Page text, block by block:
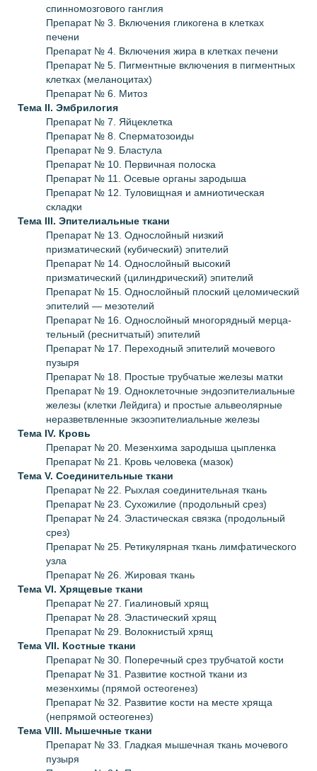
спинномозгового ганглия
Препарат № 3. Включения гликогена в клетках
печени
Препарат № 4. Включения жира в клетках печени
Препарат № 5. Пигментные включения в пигментных
клетках (меланоцитах)
Препарат № 6. Митоз
Тема II. Эмбрилогия
Препарат № 7. Яйцеклетка
Препарат № 8. Сперматозоиды
Препарат № 9. Бластула
Препарат № 10. Первичная полоска
Препарат № 11. Осевые органы зародыша
Препарат № 12. Туловищная и амниотическая
складки
Тема III. Эпителиальные ткани
Препарат № 13. Однослойный низкий
призматический (кубический) эпителий
Препарат № 14. Однослойный высокий
призматический (цилиндрический) эпителий
Препарат № 15. Однослойный плоский целомический
эпителий — мезотелий
Препарат № 16. Однослойный многорядный мерца­
тельный (реснитчатый) эпителий
Препарат № 17. Переходный эпителий мочевого
пузыря
Препарат № 18. Простые трубчатые железы матки
Препарат № 19. Одноклеточные эндоэпителиальные
железы (клетки Лейдига) и простые альвеолярные
неразветвленные экзоэпителиальные железы
Тема IV. Кровь
Препарат № 20. Мезенхима зародыша цыпленка
Препарат № 21. Кровь человека (мазок)
Тема V. Соединительные ткани
Препарат № 22. Рыхлая соединительная ткань
Препарат № 23. Сухожилие (продольный срез)
Препарат № 24. Эластическая связка (продольный
срез)
Препарат № 25. Ретикулярная ткань лимфатического
узла
Препарат № 26. Жировая ткань
Тема VI. Хрящевые ткани
Препарат № 27. Гиалиновый хрящ
Препарат № 28. Эластический хрящ
Препарат № 29. Волокнистый хрящ
Тема VII. Костные ткани
Препарат № 30. Поперечный срез трубчатой кости
Препарат № 31. Развитие костной ткани из
мезенхимы (прямой остеогенез)
Препарат № 32. Развитие кости на месте хряща
(непрямой остеогенез)
Тема VIII. Мышечные ткани
Препарат № 33. Гладкая мышечная ткань мочевого
пузыря